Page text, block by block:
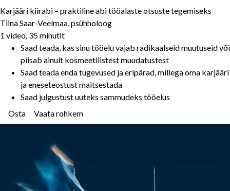
Karjääri kiirabi – praktiline abi tööalaste otsuste tegemiseks
Tiina Saar-Veelmaa, psühholoog
1 video, 35 minutit
Saad teada, kas sinu tööelu vajab radikaalseid muutuseid või
piisab ainult kosmeetilistest muudatustest
Saad teada enda tugevused ja eripärad, millega oma karjääri
ja eneseteostust maitsestada
Saad julgustust uuteks sammudeks tööelus
Osta
Vaata rohkem